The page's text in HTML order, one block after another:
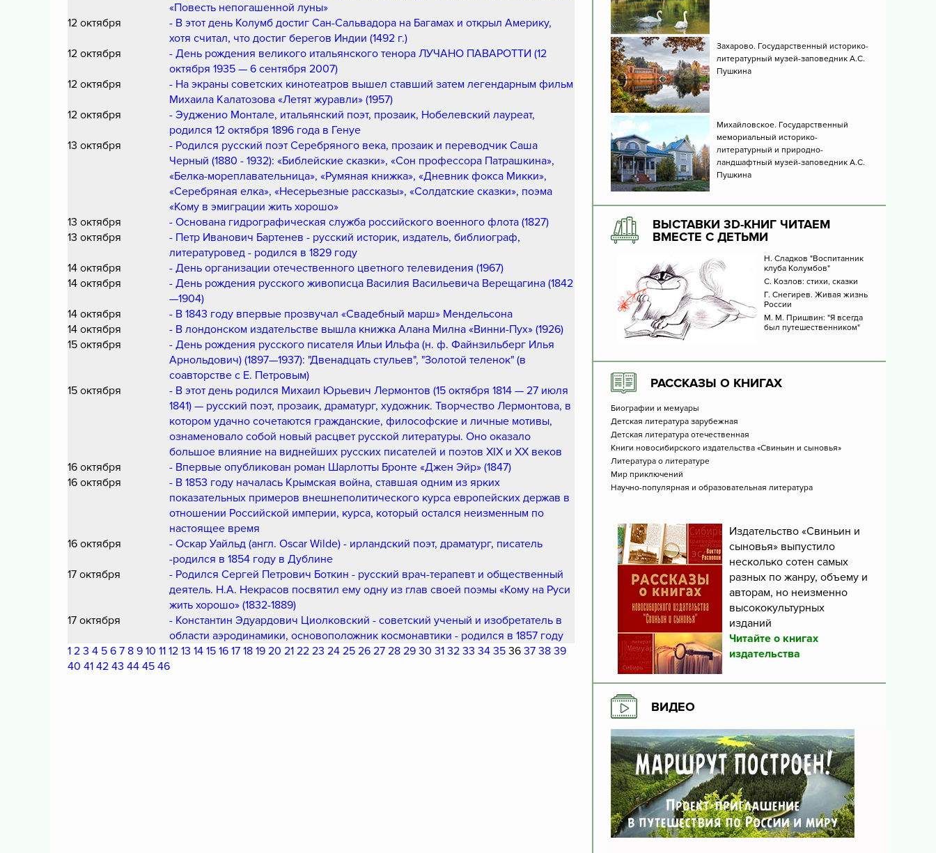
«Повесть непогашенной луны»
12 октября
- В этот день Колумб достиг Сан-Сальвадора на Багамах и открыл Америку,
хотя считал, что достиг берегов Индии (1492 г.)
12 октября
- День рождения великого итальянского тенора ЛУЧАНО ПАВАРОТТИ (12
октября 1935 — 6 сентября 2007)
12 октября
- На экраны советских кинотеатров вышел ставший затем легендарным фильм
Михаила Калатозова «Летят журавли» (1957)
12 октября
- Эудженио Монтале, итальянский поэт, прозаик, Нобелевский лауреат,
родился 12 октября 1896 года в Генуе
13 октября
- Родился русский поэт Серебряного века, прозаик и переводчик Саша
Черный (1880 - 1932): «Библейские сказки», «Сон профессора Патрашкина»,
«Белка-мореплавательница», «Румяная книжка», «Дневник фокса Микки»,
«Серебряная елка», «Несерьезные рассказы», «Солдатские сказки», поэма
«Кому в эмиграции жить хорошо»
13 октября
- Основана гидрографическая служба российского военного флота (1827)
13 октября
- Петр Иванович Бартенев - русский историк, издатель, библиограф,
литературовед - родился в 1829 году
14 октября
- День организации отечественного цветного телевидения (1967)
14 октября
- День рождения русского живописца Василия Васильевича Верещагина (1842
—1904)
14 октября
- В 1843 году впервые прозвучал «Свадебный марш» Мендельсона
14 октября
- В лондонском издательстве вышла книжка Алана Милна «Винни-Пух» (1926)
15 октября
- День рождения русского писателя Ильи Ильфа (н. ф. Файнзильберг Илья
Арнольдович) (1897—1937): "Двенадцать стульев", "Золотой теленок" (в
соавторстве с Е. Петровым)
15 октября
- В этот день родился Михаил Юрьевич Лермонтов (15 октября 1814 — 27 июля
1841) — русский поэт, прозаик, драматург, художник. Творчество Лермонтова, в
котором удачно сочетаются гражданские, философские и личные мотивы,
ознаменовало собой новый расцвет русской литературы. Оно оказало
большое влияние на виднейших русских писателей и поэтов XIX и XX веков
16 октября
- Впервые опубликован роман Шарлотты Бронте «Джен Эйр» (1847)
16 октября
- В 1853 году началась Крымская война, ставшая одним из ярких
показательных примеров внешнеполитического курса европейских держав в
отношении Российской империи, курса, который остался неизменным по
настоящее время
16 октября
- Оскар Уайльд (англ. Oscar Wilde) - ирландский поэт, драматург, писатель
-родился в 1854 году в Дублине
17 октября
- Родился Сергей Петрович Боткин - русский врач-терапевт и общественный
деятель. Н.А. Некрасов посвятил ему одну из глав своей поэмы «Кому на Руси
жить хорошо» (1832-1889)
17 октября
- Константин Эдуардович Циолковский - советский ученый и изобретатель в
области аэродинамики, основоположник космонавтики - родился в 1857 году
1 2 3 4 5 6 7 8 9 10 11 12 13 14 15 16 17 18 19 20 21 22 23 24 25 26 27 28 29 30 31 32 33 34 35 36 37 38 39
40 41 42 43 44 45 46
Захарово. Государственный историко-
литературный музей-заповедник А.С.
Пушкина
Михайловское. Государственный
мемориальный историко-
литературный и природно-
ландшафтный музей-заповедник А.С.
Пушкина
ВЫСТАВКИ 3D-КНИГ ЧИТАЕМ
ВМЕСТЕ С ДЕТЬМИ
Н. Сладков "Воспитанник
клуба Колумбов"
С. Козлов: стихи, сказки
Г. Снегирев. Живая жизнь
России
М. М. Пришвин: "Я всегда
был путешественником"
РАССКАЗЫ О КНИГАХ
Биографии и мемуары
Детская литература зарубежная
Детская литература отечественная
Книги новосибирского издательства «Свиньин и сыновья»
Литература о литературе
Мир приключений
Научно-популярная и образовательная литература
Издательство «Свиньин и
сыновья» выпустило
несколько сотен самых
разных по жанру, объему и
авторам, но неизменно
высококультурных
изданий
Читайте о книгах
издательства
ВИДЕО